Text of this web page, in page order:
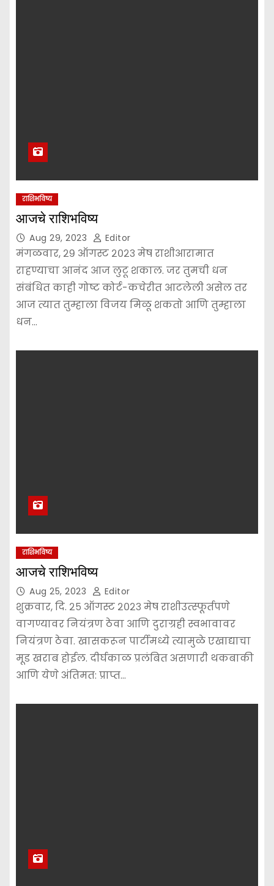
राशिभविष्य
आजचे राशिभविष्य
Aug 29, 2023 Editor
मंगळवार, २९ ऑगस्ट २०२३ मेष राशीआरामात
राहण्याचा आनंद आज लुटू शकाल. जर तुमची धन
संबंधित काही गोष्ट कोर्ट-कचेरीत आटलेली असेल तर
आज त्यात तुम्हाला विजय मिळू शकतो आणि तुम्हाला
धन…
राशिभविष्य
आजचे राशिभविष्य
Aug 25, 2023 Editor
शुक्रवार, दि. २५ ऑगस्ट २०२३ मेष राशीउत्स्फूर्तपणे
वागण्यावर नियंत्रण ठेवा आणि दुराग्रही स्वभावावर
नियंत्रण ठेवा. खासकरून पार्टीमध्ये त्यामुळे एखाद्याचा
मूड खराब होईल. दीर्घकाळ प्रलंबित असणारी थकबाकी
आणि येणे अंतिमत: प्राप्त…